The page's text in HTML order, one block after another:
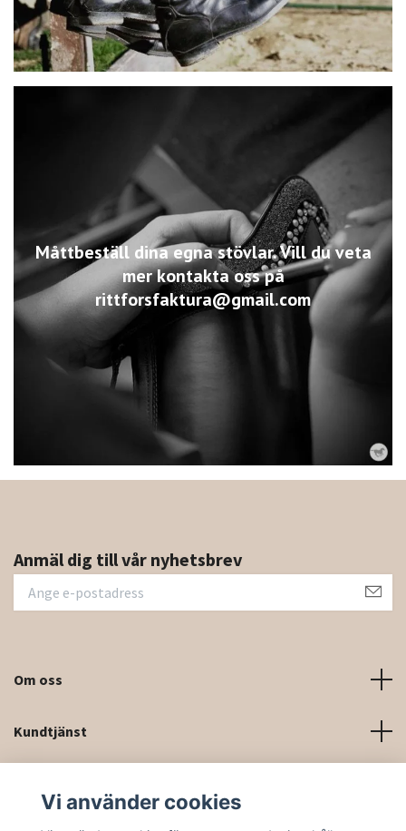
Måttbeställ dina egna stövlar. Vill du veta
mer kontakta oss på
rittforsfaktura@gmail.com
Anmäl dig till vår nyhetsbrev
Om oss
Kundtjänst
Vi använder cookies